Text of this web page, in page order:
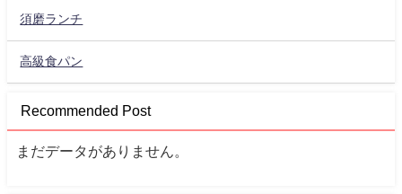
須磨ランチ
高級食パン
Recommended Post
まだデータがありません。